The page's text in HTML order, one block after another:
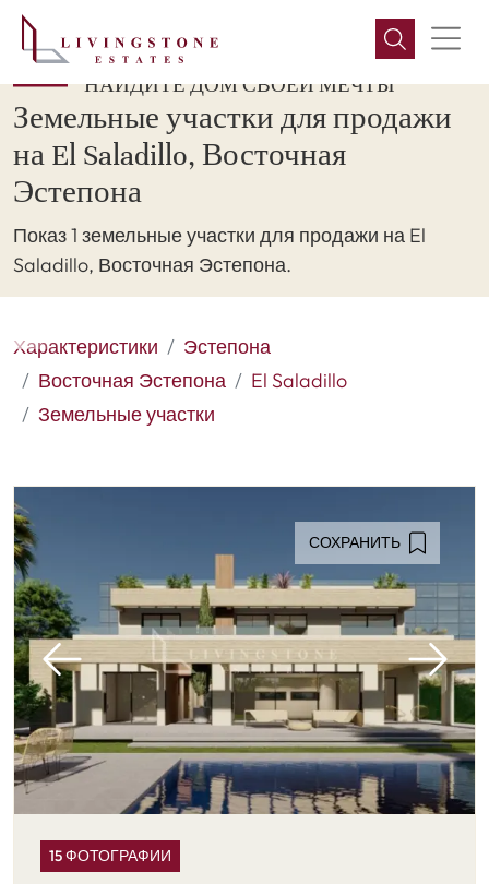
НАЙДИТЕ ДОМ СВОЕЙ МЕЧТЫ
Земельные участки для продажи
на El Saladillo, Восточная
Эстепона
Показ 1 земельные участки для продажи на El
Saladillo, Восточная Эстепона.
Характеристики
Эстепона
Восточная Эстепона
El Saladillo
Земельные участки
СОХРАНИТЬ
15 ФОТОГРАФИИ